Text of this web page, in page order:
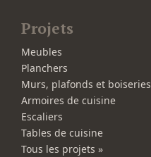
Projets
Meubles
Planchers
Murs, plafonds et boiseries
Armoires de cuisine
Escaliers
Tables de cuisine
Tous les projets »